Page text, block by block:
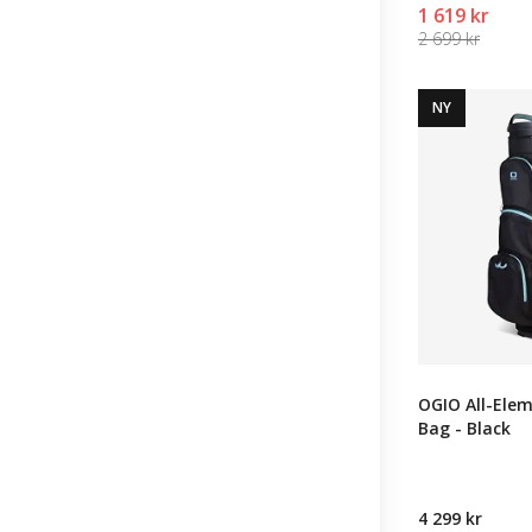
1 619 kr
2 699 kr
NY
OGIO All-
Bag - Black
4 299 kr